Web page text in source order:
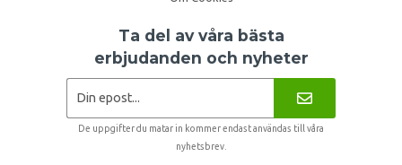
Ta del av våra bästa
erbjudanden och nyheter
De uppgifter du matar in kommer endast användas till våra
nyhetsbrev.